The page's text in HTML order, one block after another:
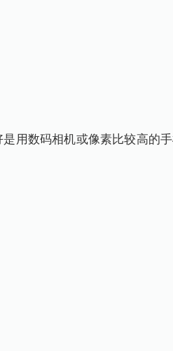
用数码相机或像素比较高的